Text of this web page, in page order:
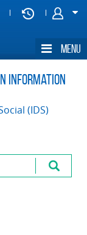
Information
(IDS)